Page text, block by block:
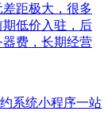
距极大，很多
低价入驻，后
费，长期经营
系统小程序一站